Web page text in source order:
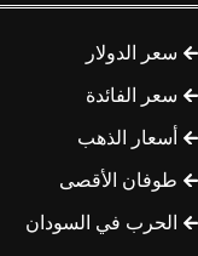
سعر الدولار
سعر الفائدة
أسعار الذهب
طوفان الأقصى
الحرب في السودان